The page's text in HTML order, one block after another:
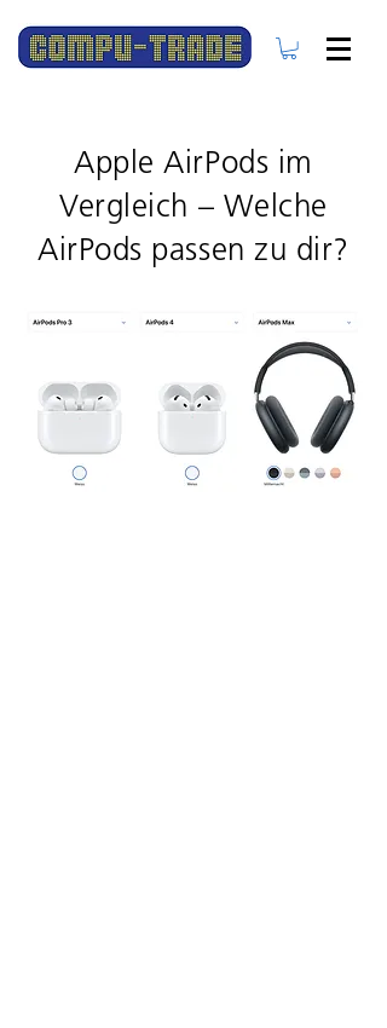
Apple AirPods im
Vergleich – Welche
AirPods passen zu dir?